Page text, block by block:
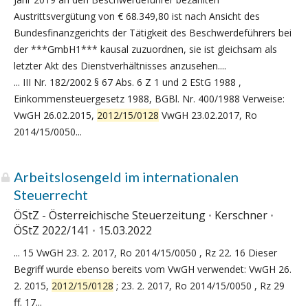
Austrittsvergütung von € 68.349,80 ist nach Ansicht des
Bundesfinanzgerichts der Tätigkeit des Beschwerdeführers bei
der ***GmbH1*** kausal zuzuordnen, sie ist gleichsam als
letzter Akt des Dienstverhältnisses anzusehen....
... III Nr. 182/2002 § 67 Abs. 6 Z 1 und 2 EStG 1988 ,
Einkommensteuergesetz 1988, BGBl. Nr. 400/1988 Verweise:
VwGH 26.02.2015, 2012/15/0128 VwGH 23.02.2017, Ro
2014/15/0050...
Arbeitslosengeld im internationalen
Steuerrecht
ÖStZ - Österreichische Steuerzeitung
Kerschner
ÖStZ 2022/141
15.03.2022
... 15 VwGH 23. 2. 2017, Ro 2014/15/0050 , Rz 22. 16 Dieser
Begriff wurde ebenso bereits vom VwGH verwendet: VwGH 26.
2. 2015, 2012/15/0128 ; 23. 2. 2017, Ro 2014/15/0050 , Rz 29
ff. 17...